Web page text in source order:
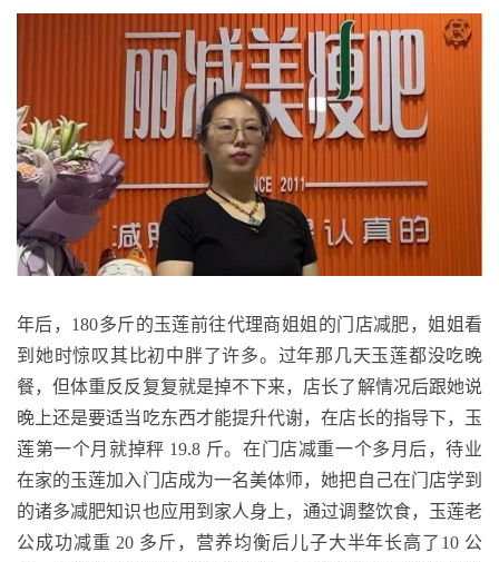
年后，180多斤的玉莲前往代理商姐姐的门店减肥，姐姐看
到她时惊叹其比初中胖了许多。过年那几天玉莲都没吃晚
餐，但体重反反复复就是掉不下来，店长了解情况后跟她说
晚上还是要适当吃东西才能提升代谢，在店长的指导下，玉
莲第一个月就掉秤 19.8 斤。在门店减重一个多月后，待业
在家的玉莲加入门店成为一名美体师，她把自己在门店学到
的诸多减肥知识也应用到家人身上，通过调整饮食，玉莲老
公成功减重 20 多斤，营养均衡后儿子大半年长高了10 公